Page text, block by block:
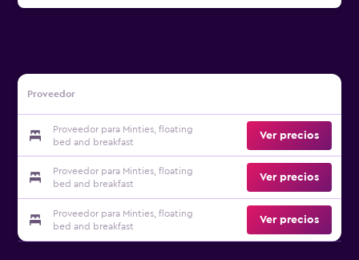
Proveedor
Proveedor para Minties, floating
bed and breakfast
Ver precios
Proveedor para Minties, floating
bed and breakfast
Ver precios
Proveedor para Minties, floating
bed and breakfast
Ver precios